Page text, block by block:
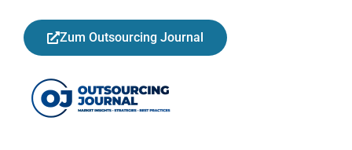
Zum Outsourcing Journal